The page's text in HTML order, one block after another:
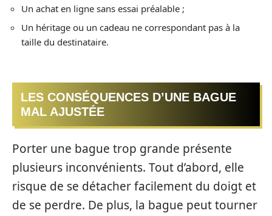
Un achat en ligne sans essai préalable ;
Un héritage ou un cadeau ne correspondant pas à la
taille du destinataire.
LES CONSÉQUENCES D’UNE BAGUE
MAL AJUSTÉE
Porter une bague trop grande présente
plusieurs inconvénients. Tout d’abord, elle
risque de se détacher facilement du doigt et
de se perdre. De plus, la bague peut tourner